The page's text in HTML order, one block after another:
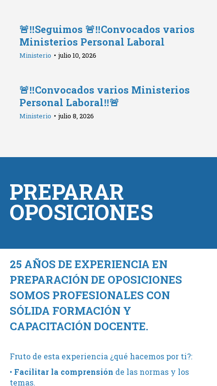
🚨‼️Seguimos 🚨‼️Convocados varios
Ministerios Personal Laboral
Ministerio julio 10, 2026
🚨‼️Convocados varios Ministerios
Personal Laboral‼️🚨
Ministerio julio 8, 2026
PREPARAR
OPOSICIONES
25 AÑOS DE EXPERIENCIA EN
PREPARACIÓN DE OPOSICIONES
SOMOS PROFESIONALES CON
SÓLIDA FORMACIÓN Y
CAPACITACIÓN DOCENTE.
Fruto de esta experiencia ¿qué hacemos por ti?:
• Facilitar la comprensión de las normas y los
temas.